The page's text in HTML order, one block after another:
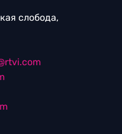
слобода,